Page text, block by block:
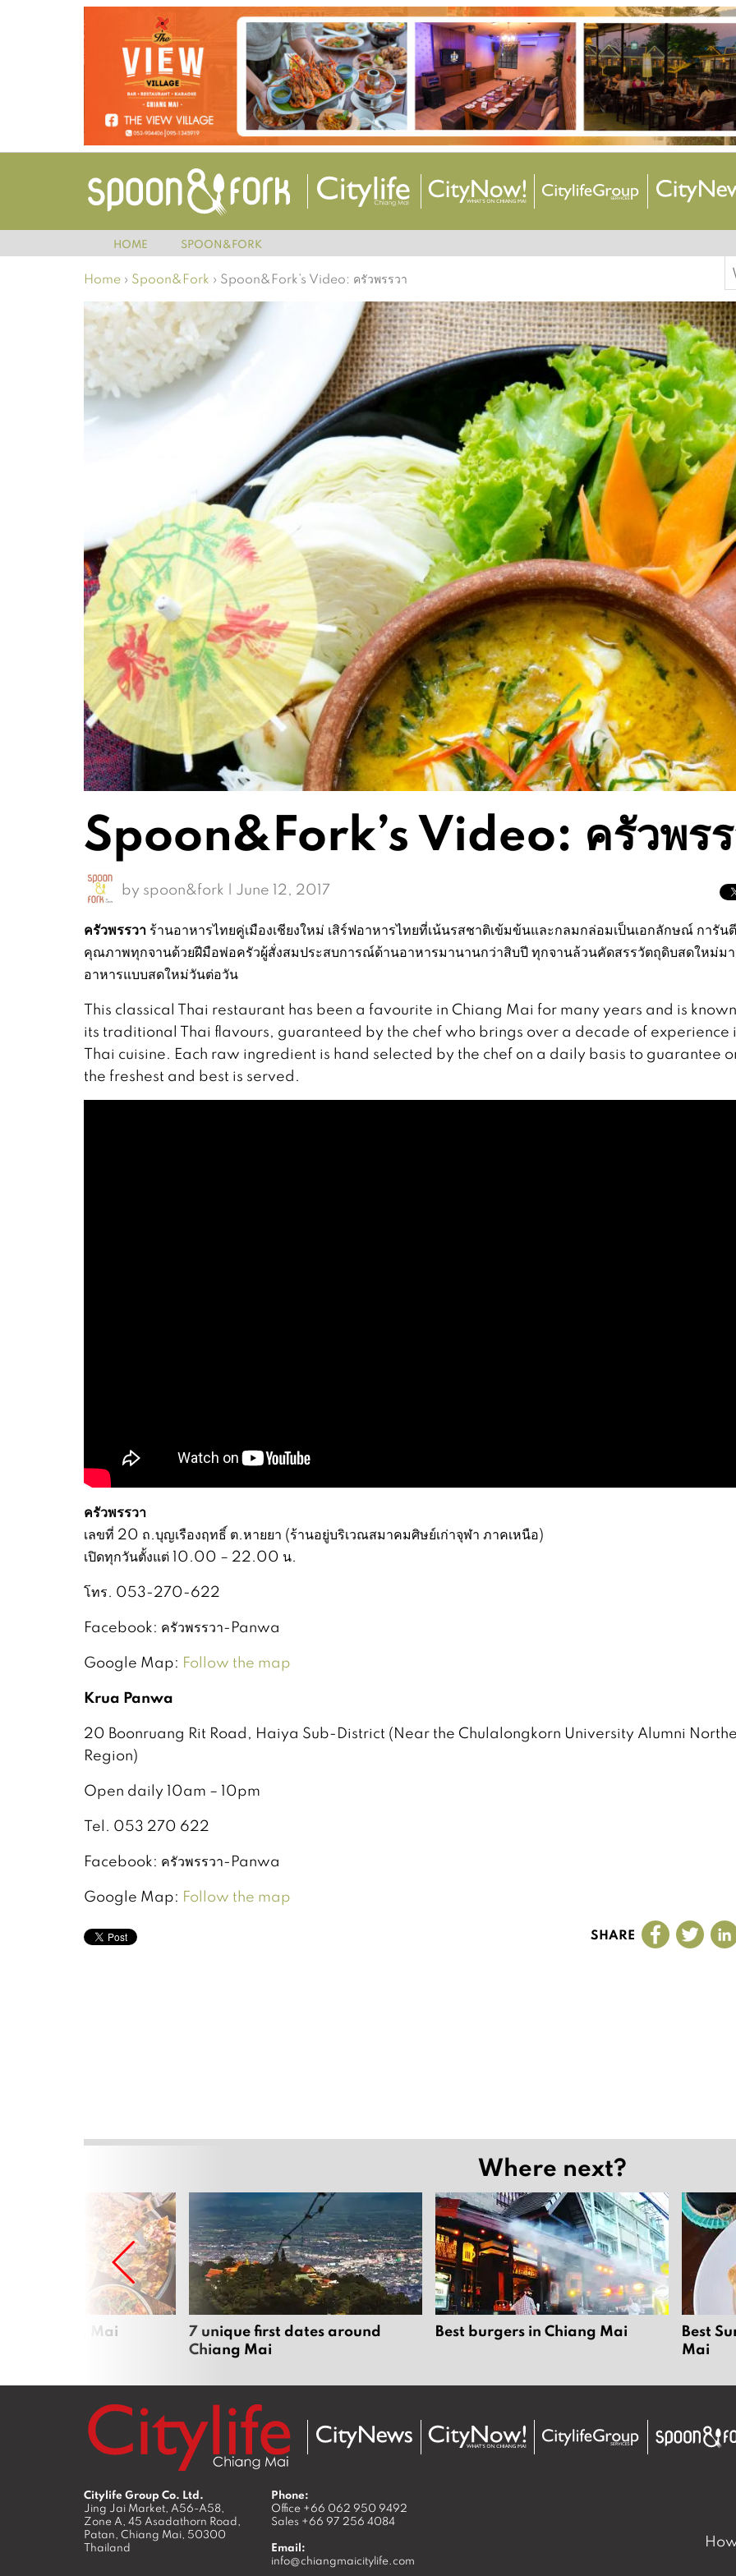
HOME SPOON&FORK
Home › Spoon&Fork › Spoon&Fork’s Video: ครัวพรรวา
Spoon&Fork’s Video: ครัวพร
by spoon&fork | June 12, 2017
ครัวพรรวา ร้านอาหารไทยคู่เมืองเชียงใหม่ เสิร์ฟอาหารไทยที่เน้นรสชาติเข้มข้นและกลมกล่อมเป็นเอกลักษณ์ การันตี
คุณภาพทุกจานด้วยฝีมือพ่อครัวผู้สั่งสมประสบการณ์ด้านอาหารมานานกว่าสิบปี ทุกจานล้วนคัดสรรวัตถุดิบสดใหม่ม
อาหารแบบสดใหม่วันต่อวัน
This classical Thai restaurant has been a favourite in Chiang Mai for many years and is
its traditional Thai flavours, guaranteed by the chef who brings over a decade of experience
Thai cuisine. Each raw ingredient is hand selected by the chef on a daily basis to guarantee
the freshest and best is served.
ครัวพรรวา
เลขที่ 20 ถ.บุญเรืองฤทธิ์ ต.หายยา (ร้านอยู่บริเวณสมาคมศิษย์เก่าจุฬา ภาคเหนือ)
เปิดทุกวันตั้งแต่ 10.00 – 22.00 น.
โทร. 053-270-622
Facebook: ครัวพรรวา-Panwa
Google Map: Follow the map
Krua Panwa
20 Boonruang Rit Road, Haiya Sub-District (Near the Chulalongkorn University Alumni
Region)
Open daily 10am – 10pm
Tel. 053 270 622
Facebook: ครัวพรรวา-Panwa
Google Map: Follow the map
SHARE
Where next?
in Chiang Mai
7 unique first dates around
Chiang Mai
Best burgers in Chiang Mai
Best
Mai
Citylife Group Co. Ltd.
Jing Jai Market, A56-A58,
Zone A, 45 Asadathorn Road,
Patan, Chiang Mai, 50300
Thailand
Phone:
Office +66 062 950 9492
Sales +66 97 256 4084
Email:
info@chiangmaicitylife.com